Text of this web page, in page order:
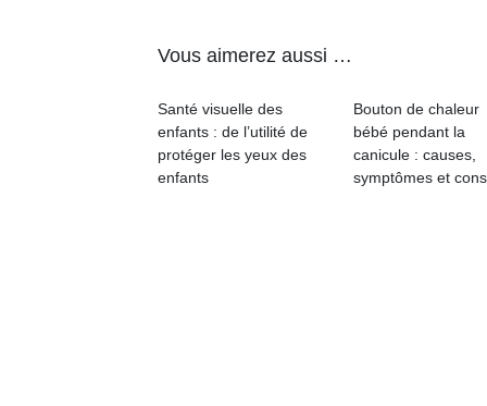
Vous aimerez aussi …
Santé visuelle des
enfants : de l’utilité de
protéger les yeux des
enfants
Bouton de chaleur
bébé pendant la
canicule : causes,
symptômes et